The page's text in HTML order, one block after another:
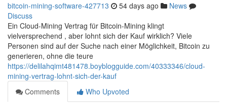
bitcoin-mining-software-427713 54 days ago
News
Discuss
Ein Cloud-Mining Vertrag für Bitcoin-Mining klingt
vielversprechend , aber lohnt sich der Kauf wirklich? Viele
Personen sind auf der Suche nach einer Möglichkeit, Bitcoin zu
generieren, ohne die teure
https://delilahqimt481478.boyblogguide.com/40333346/cloud-
mining-vertrag-lohnt-sich-der-kauf
Comments
Who Upvoted